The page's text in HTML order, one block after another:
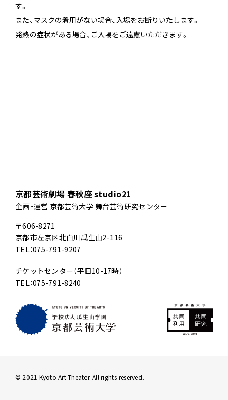
す。
また、マスクの着用がない場合、入場をお断りいたします。
発熱の症状がある場合、ご入場をご遠慮いただきます。
京都芸術劇場 春秋座 studio21
企画・運営 京都芸術大学 舞台芸術研究センター
〒606-8271
京都市左京区北白川瓜生山2-116
TEL：075-791-9207
チケットセンター（平日10-17時）
TEL：075-791-8240
© 2021 Kyoto Art Theater. All rights reserved.